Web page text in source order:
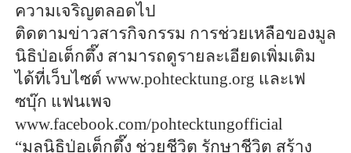
ความเจริญตลอดไป
ติดตามข่าวสารกิจกรรม การช่วยเหลือของมูล
นิธิป่อเต็กตึ๊ง สามารถดูรายละเอียดเพิ่มเติม
ได้ที่เว็บไซต์ www.pohtecktung.org และเฟ
ซบุ๊ก แฟนเพจ
www.facebook.com/pohtecktungofficial
“มูลนิธิป่อเต็กตึ๊ง ช่วยชีวิต รักษาชีวิต สร้าง